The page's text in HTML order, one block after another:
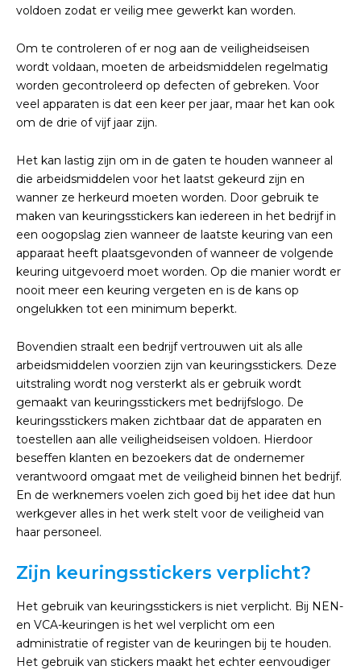
voldoen zodat er veilig mee gewerkt kan worden.
Om te controleren of er nog aan de veiligheidseisen
wordt voldaan, moeten de arbeidsmiddelen regelmatig
worden gecontroleerd op defecten of gebreken. Voor
veel apparaten is dat een keer per jaar, maar het kan ook
om de drie of vijf jaar zijn.
Het kan lastig zijn om in de gaten te houden wanneer al
die arbeidsmiddelen voor het laatst gekeurd zijn en
wanner ze herkeurd moeten worden. Door gebruik te
maken van keuringsstickers kan iedereen in het bedrijf in
een oogopslag zien wanneer de laatste keuring van een
apparaat heeft plaatsgevonden of wanneer de volgende
keuring uitgevoerd moet worden. Op die manier wordt er
nooit meer een keuring vergeten en is de kans op
ongelukken tot een minimum beperkt.
Bovendien straalt een bedrijf vertrouwen uit als alle
arbeidsmiddelen voorzien zijn van keuringsstickers. Deze
uitstraling wordt nog versterkt als er gebruik wordt
gemaakt van keuringsstickers met bedrijfslogo. De
keuringsstickers maken zichtbaar dat de apparaten en
toestellen aan alle veiligheidseisen voldoen. Hierdoor
beseffen klanten en bezoekers dat de ondernemer
verantwoord omgaat met de veiligheid binnen het bedrijf.
En de werknemers voelen zich goed bij het idee dat hun
werkgever alles in het werk stelt voor de veiligheid van
haar personeel.
Zijn keuringsstickers verplicht?
Het gebruik van keuringsstickers is niet verplicht. Bij NEN-
en VCA-keuringen is het wel verplicht om een
administratie of register van de keuringen bij te houden.
Het gebruik van stickers maakt het echter eenvoudiger